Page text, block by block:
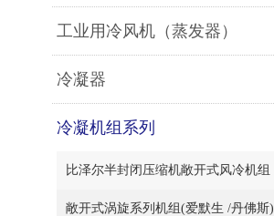
工业用冷风机（蒸发器）
冷凝器
冷凝机组系列
比泽尔半封闭压缩机敞开式风冷机组
敞开式涡旋系列机组(爱默生 /丹佛斯)